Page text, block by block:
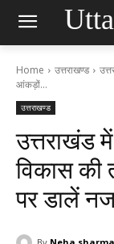
Home उत्तराखण्ड
आंकड़ों...
उत्तराखण्ड
उत्तराखंड
विकास की
पर डालें